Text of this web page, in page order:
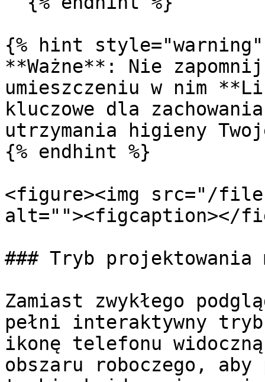
{% hint style="warning"
**Ważne**: Nie
umieszczeniu w nim
kluczowe dla
utrzymania higieny
{% endhint %}
<figure><img src="/files/
alt=""><figcaption></
### Tryb projektowania
Zamiast zwykłego
pełni interaktywny
ikonę telefonu widoczną
obszaru roboczego, aby